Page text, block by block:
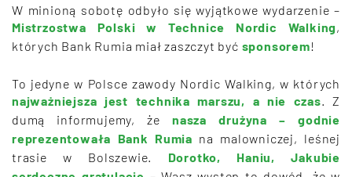
W minioną sobotę odbyło się wyjątkowe wydarzenie –
Mistrzostwa Polski w Technice Nordic Walking ,
których Bank Rumia miał zaszczyt być sponsorem!
To jedyne w Polsce zawody Nordic Walking, w których
najważniejsza jest technika marszu, a nie czas. Z
dumą informujemy, żenasza drużyna – godnie
reprezentowała Bank Rumia na malowniczej, leśnej
trasie w Bolszewie. Dorotko, Haniu, Jakubie